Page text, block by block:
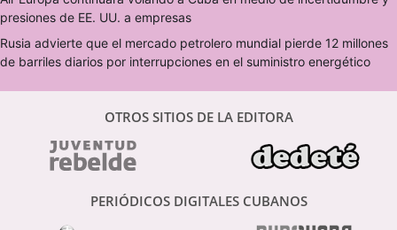
presiones de EE. UU. a empresas
Rusia advierte que el mercado petrolero mundial pierde 12 millones
de barriles diarios por interrupciones en el suministro energético
OTROS SITIOS DE LA EDITORA
PERIÓDICOS DIGITALES CUBANOS